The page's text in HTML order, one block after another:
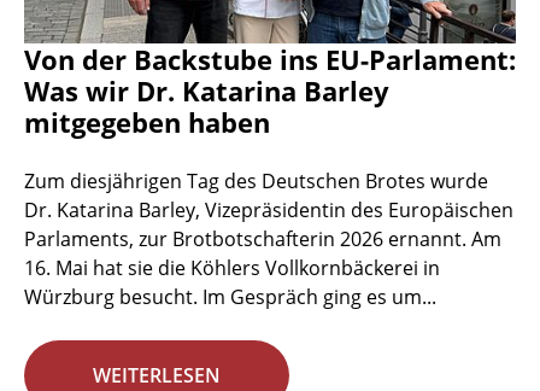
Von der Backstube ins EU-Parlament:
Was wir Dr. Katarina Barley
mitgegeben haben
Zum diesjährigen Tag des Deutschen Brotes wurde
Dr. Katarina Barley, Vizepräsidentin des Europäischen
Parlaments, zur Brotbotschafterin 2026 ernannt. Am
16. Mai hat sie die Köhlers Vollkornbäckerei in
Würzburg besucht. Im Gespräch ging es um...
WEITERLESEN